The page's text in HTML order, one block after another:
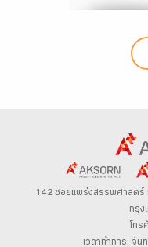
142 ซอยแพร่งสรรพศาสตร์
กรุ
โท
เวลาทำการ: จัน